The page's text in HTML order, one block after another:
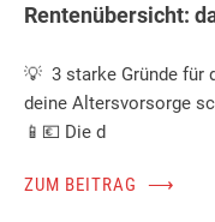
Rentenübersicht:
💡 3 starke Gründe für
deine Altersvorsorge
📱💶 Die d
ZUM BEITRAG ⟶